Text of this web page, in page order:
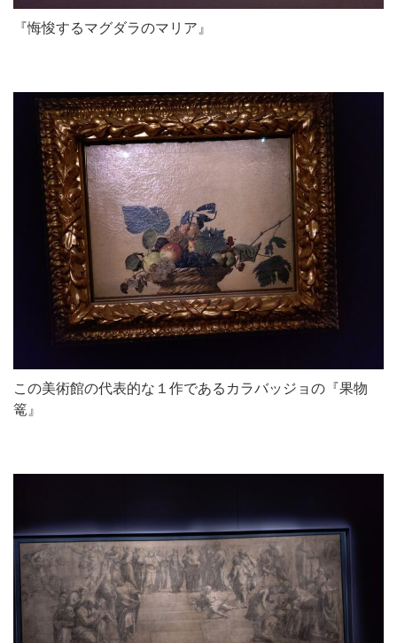
『悔悛するマグダラのマリア』
この美術館の代表的な１作であるカラバッジョの『果物
篭』